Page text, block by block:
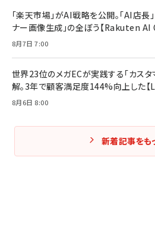
「楽天市場」がAI戦略を公開。「AI店長
ナー画像生成」の全ぼう【Rakuten
8月7日 7:00
世界23位のメガECが実践する「カス
解。3年で顧客満足度144%向上した
8月6日 8:00
新着記事をも